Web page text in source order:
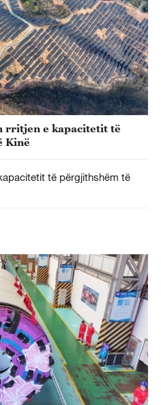
rritjen e kapacitetit të
Kinë
të përgjithshëm të